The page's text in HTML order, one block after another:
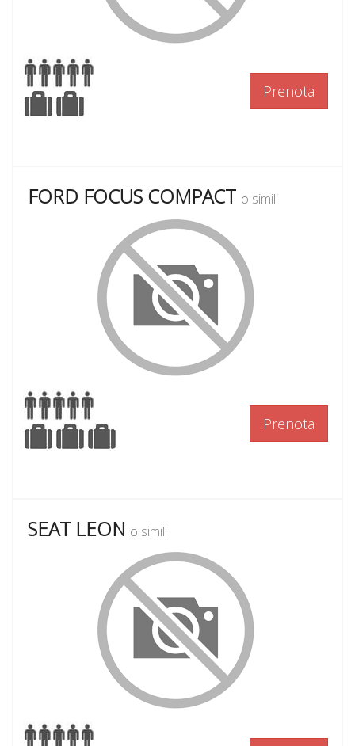
Prenota
FORD FOCUS COMPACT o simili
Prenota
SEAT LEON o simili